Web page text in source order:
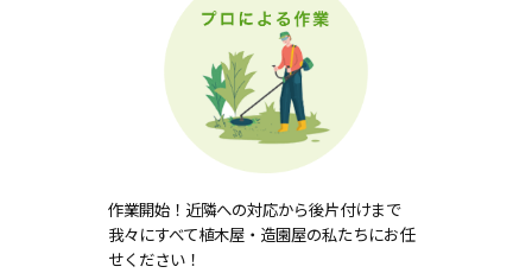
作業開始！近隣への対応から後片付けまで
我々にすべて植木屋・造園屋の私たちにお任
せください！